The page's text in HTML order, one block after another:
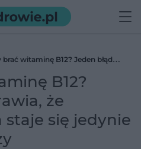
brać witaminę B12? Jeden błąd
jedynie stratą pieniędzy
B12?
że
się jedynie